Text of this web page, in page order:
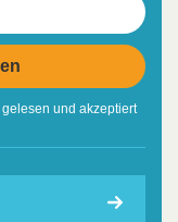
gelesen und akzeptiert